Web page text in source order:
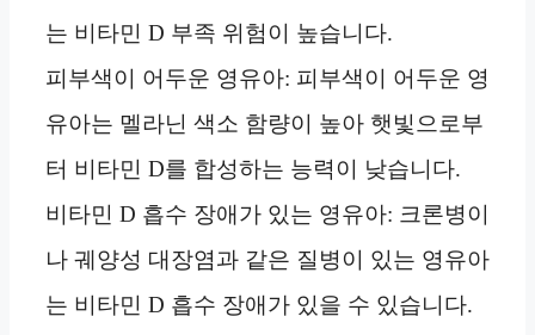
는 비타민 D 부족 위험이 높습니다.
피부색이 어두운 영유아: 피부색이 어두운 영
유아는 멜라닌 색소 함량이 높아 햇빛으로부
터 비타민 D를 합성하는 능력이 낮습니다.
비타민 D 흡수 장애가 있는 영유아: 크론병이
나 궤양성 대장염과 같은 질병이 있는 영유아
는 비타민 D 흡수 장애가 있을 수 있습니다.